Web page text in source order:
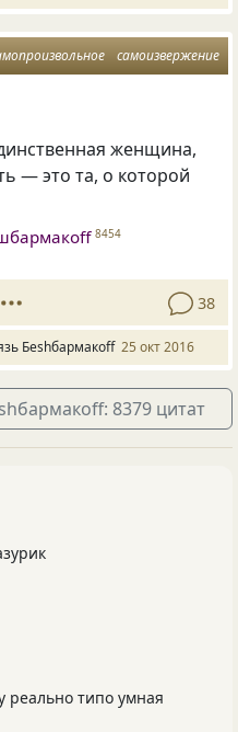
самоизвержение
женщина,
— это та, о которой
8454
38
Беshбармакоff 25 окт 2016
8379 цитат
реально типо умная